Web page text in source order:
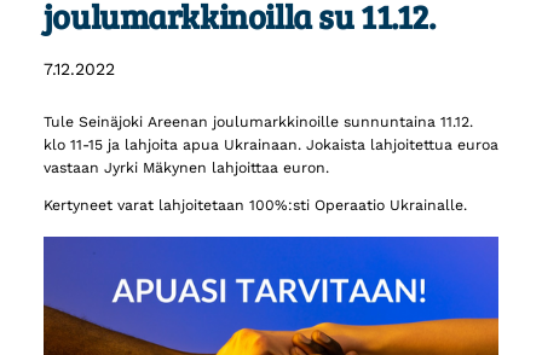
joulumarkkinoilla su 11.12.
7.12.2022
Tule Seinäjoki Areenan joulumarkkinoille sunnuntaina 11.12.
klo 11-15 ja lahjoita apua Ukrainaan. Jokaista lahjoitettua euroa
vastaan Jyrki Mäkynen lahjoittaa euron.
Kertyneet varat lahjoitetaan 100%:sti Operaatio Ukrainalle.